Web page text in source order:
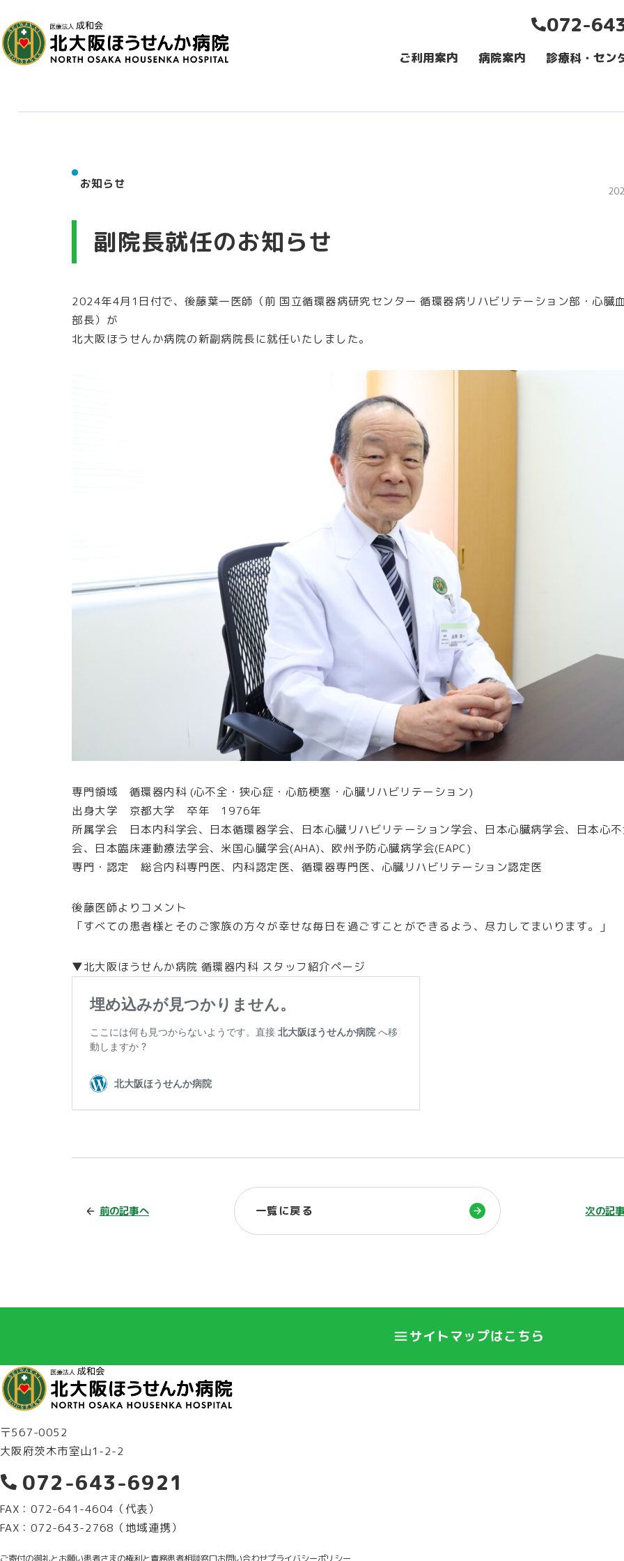
072-
ご利用案内 病院案内 診療科・セン
お知らせ
副院長就任のお知らせ
2024年4月1日付で、後藤葉一医師（前 国立循環器病研究センター 循環器病リハビリテーション部・心臓
部長）が
北大阪ほうせんか病院の新副病院長に就任いたしました。
専門領域 循環器内科 (心不全・狭心症・心筋梗塞・心臓リハビリテーション)
出身大学 京都大学 卒年 1976年
所属学会 日本内科学会、日本循環器学会、日本心臓リハビリテーション学会、日本心臓病学会、日本心
会、日本臨床運動療法学会、米国心臓学会(AHA)、欧州予防心臓病学会(EAPC)
専門・認定 総合内科専門医、内科認定医、循環器専門医、心臓リハビリテーション認定医
後藤医師よりコメント
「すべての患者様とそのご家族の方々が幸せな毎日を過ごすことができるよう、尽力してまいります。」
▼北大阪ほうせんか病院 循環器内科 スタッフ紹介ページ
前の記事へ 一覧に戻る 次の記
サイトマップはこちら
〒567-0052
大阪府茨木市室山1-2-2
072-643-6921
FAX：072-641-4604（代表）
FAX：072-643-2768（地域連携）